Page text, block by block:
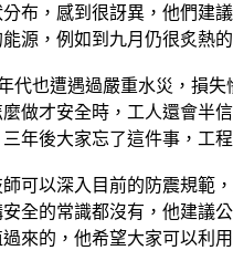
布，感到很訝異，他們建
源，例如到九月仍很炙熱
代也遭遇過嚴重水災，損
做才安全時，工人還會半
年後大家忘了這件事，工
可以深入目前的防震規範
全的常識都沒有，他建議
來的，他希望大家可以利